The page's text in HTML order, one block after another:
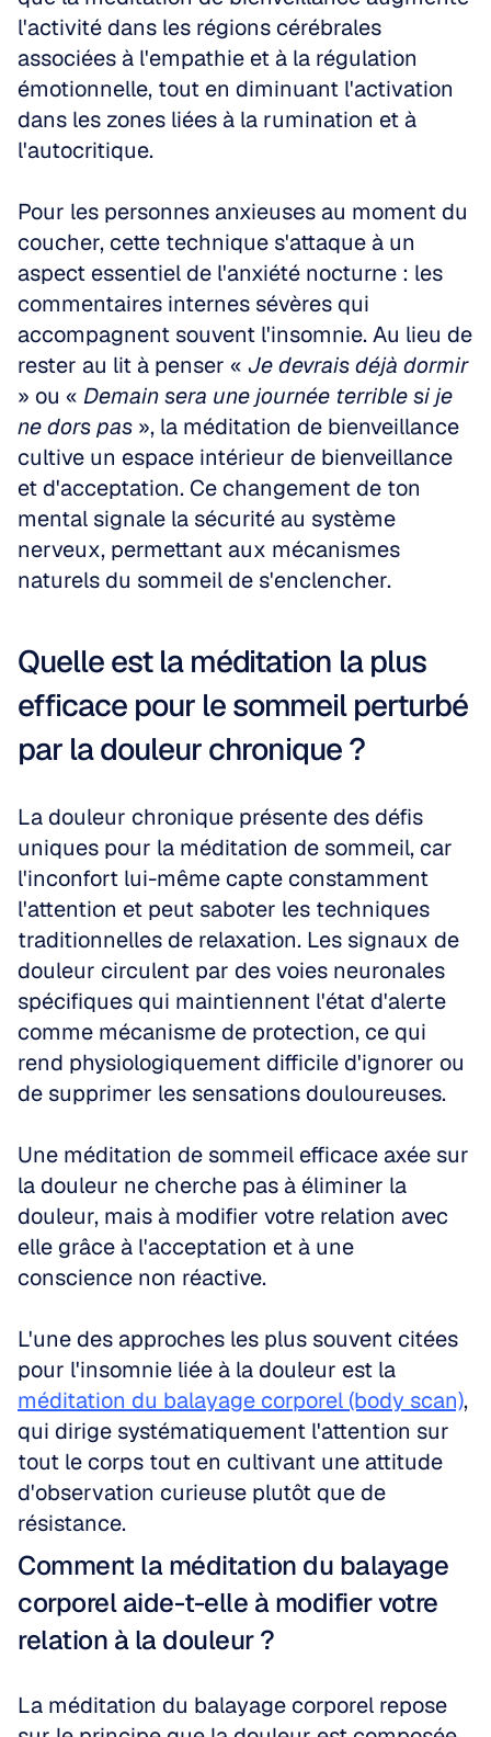
l'activité dans les régions cérébrales
associées à l'empathie et à la régulation
émotionnelle, tout en diminuant l'activation
dans les zones liées à la rumination et à
l'autocritique.
Pour les personnes anxieuses au moment du
coucher, cette technique s'attaque à un
aspect essentiel de l'anxiété nocturne : les
commentaires internes sévères qui
accompagnent souvent l'insomnie. Au lieu de
rester au lit à penser « Je devrais déjà dormir
» ou « Demain sera une journée terrible si je
ne dors pas », la méditation de bienveillance
cultive un espace intérieur de bienveillance
et d'acceptation. Ce changement de ton
mental signale la sécurité au système
nerveux, permettant aux mécanismes
naturels du sommeil de s'enclencher.
Quelle est la méditation la plus
efficace pour le sommeil perturbé
par la douleur chronique ?
La douleur chronique présente des défis
uniques pour la méditation de sommeil, car
l'inconfort lui-même capte constamment
l'attention et peut saboter les techniques
traditionnelles de relaxation. Les signaux de
douleur circulent par des voies neuronales
spécifiques qui maintiennent l'état d'alerte
comme mécanisme de protection, ce qui
rend physiologiquement difficile d'ignorer ou
de supprimer les sensations douloureuses.
Une méditation de sommeil efficace axée sur
la douleur ne cherche pas à éliminer la
douleur, mais à modifier votre relation avec
elle grâce à l'acceptation et à une
conscience non réactive.
L'une des approches les plus souvent citées
méditation du balayage corporel (body scan),
qui dirige systématiquement l'attention sur
tout le corps tout en cultivant une attitude
d'observation curieuse plutôt que de
résistance.
Comment la méditation du balayage
corporel aide-t-elle à modifier votre
relation à la douleur ?
La méditation du balayage corporel repose